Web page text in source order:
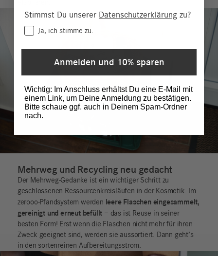
Mehrweg und Recycling neu gedacht
Der Mehrweg-Gedanke ist ein wichtiger Schritt zu
geschlossenen Ressourcenkreisläufen in der Kosmetik. Im
zerooo-Pfandsystem werden leere Flaschen eingesammelt,
gereinigt und erneut befüllt – das ist Reuse in seiner
besten Form! Erst wenn die Flaschen nicht mehr für ihren
Zweck geeignet sind, werden sie aussortiert. Dann geht’s
in den sortenreinen Aufbereitungsstrom.
Stimmst Du unserer Datenschutzerklärung zu?
ConsentJa, ich stimme zu.
Anmelden und 10% sparen
Wichtig: Im Anschluss erhältst Du eine E-Mail mit
einem Link, um Deine Anmeldung zu bestätigen.
Bitte schaue ggf. auch in Deinem Spam-Ordner
nach.